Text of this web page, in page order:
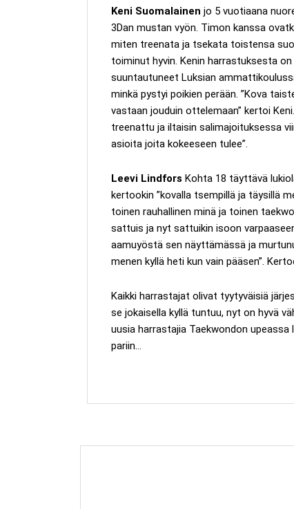
Keni Suomalainen jo 5 vuotiaana
3Dan mustan vyön. Timon kanssa
miten treenata ja tsekata toistensa
toiminut hyvin. Kenin harrastuksesta
suuntautuneet Luksian
minkä pystyi poikien perään. ”Kova
vastaan jouduin ottelemaan” kertoi
treenattu ja iltaisin salimajoituksessa
asioita joita kokeeseen tulee”.
Leevi Lindfors Kohta 18 täyttävä
kertookin ”kovalla tsempillä ja täysillä
toinen rauhallinen minä ja toinen
sattuis ja nyt sattuikin isoon
aamuyöstä sen näyttämässä ja
menen kyllä heti kun vain pääsen”.
Kaikki harrastajat olivat tyytyväisiä
se jokaisella kyllä tuntuu, nyt on hyvä
uusia harrastajia Taekwondon
pariin…